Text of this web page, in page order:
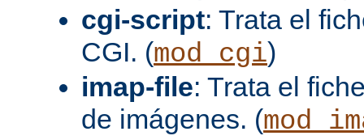
cgi-script: Trata el
CGI. (mod_cgi)
imap-file: Trata el
de imágenes. (